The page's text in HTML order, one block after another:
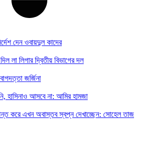
দেন ওবায়দুল কাদের
লা লিগার দ্বিতীয় বিভাগের দল
জর্জিনা
হাসিনাও আসবে না: আমির হামজা
করে এখন অবাস্তব স্বপ্ন দেখাচ্ছেন: সোহেল তাজ